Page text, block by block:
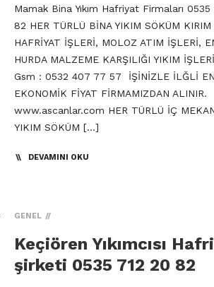
Mamak Bina Yıkım Hafriyat Firmaları 0535
82 HER TÜRLÜ BİNA YIKIM SÖKÜM KIRIM
HAFRİYAT İŞLERİ, MOLOZ ATIM İŞLERİ,
HURDA MALZEME KARŞILIĞI YIKIM
Gsm : 0532 407 77 57 İŞİNİZLE İLĞLİ EN
EKONOMİK FİYAT FİRMAMIZDAN ALINIR.
www.ascanlar.com HER TÜRLÜ İÇ
YIKIM SÖKÜM […]
DEVAMINI OKU
GENEL
Keçiören Yıkımcısı
şirketi 0535 712 20 82